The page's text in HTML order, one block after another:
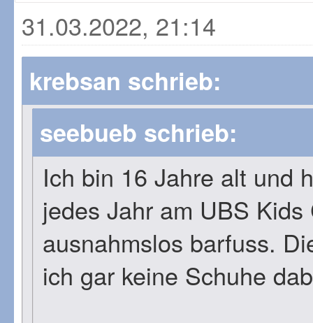
31.03.2022, 21:14
krebsan schrieb:
seebueb schrieb:
Ich bin 16 Jahre alt und
jedes Jahr am UBS
ausnahmslos barfuss.
ich gar keine Schuhe